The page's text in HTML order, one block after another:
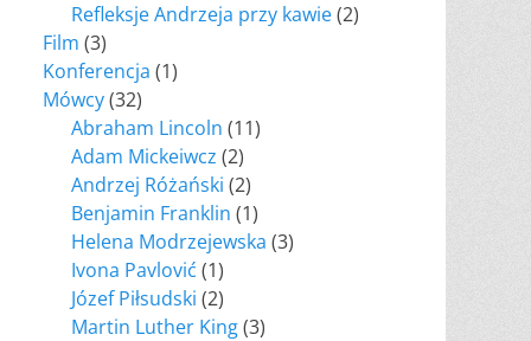
Refleksje Andrzeja przy kawie(2)
Film (3)
Konferencja (1)
Mówcy(32)
Abraham Lincoln (11)
Adam Mickeiwcz (2)
Andrzej Różański (2)
Benjamin Franklin (1)
Helena Modrzejewska (3)
Ivona Pavlović (1)
Józef Piłsudski (2)
Martin Luther King(3)